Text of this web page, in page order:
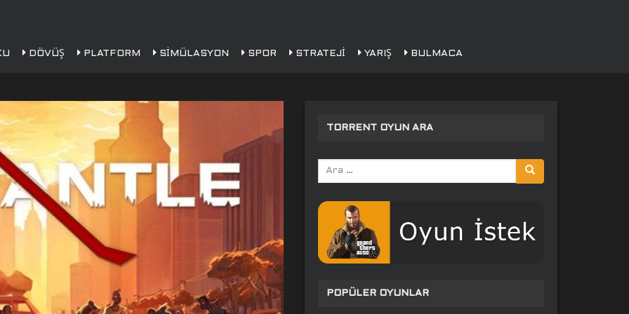
DÖVÜŞ PLATFORM SIMÜLASYON SPOR STRATEJI YARIŞ BULMACA
TORRENT OYUN ARA
Arama
yap:
POPÜLER OYUNLAR